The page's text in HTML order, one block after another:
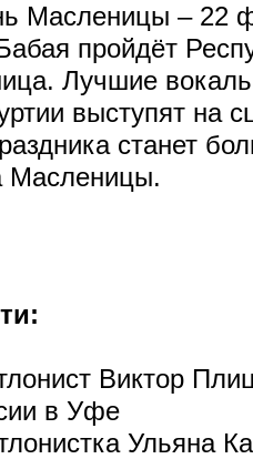
Масленицы – 22
пройдёт
Лучшие
выступят на
станет
Масленицы.
Виктор
в Уфе
Ульяна